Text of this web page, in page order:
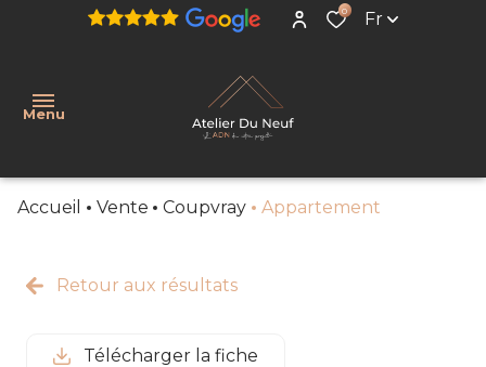
0 Fr
Menu
Immobilier
Accueil Vente Coupvray Appartement
Retour aux résultats
Télécharger la fiche